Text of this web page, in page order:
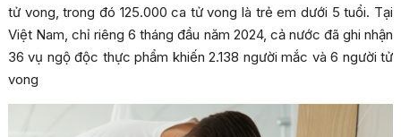
tử vong, trong đó 125.000 ca tử vong là trẻ em dưới 5 tuổi. Tại
Việt Nam, chỉ riêng 6 tháng đầu năm 2024, cả nước đã ghi nhận
36 vụ ngộ độc thực phẩm khiến 2.138 người mắc và 6 người tử
vong